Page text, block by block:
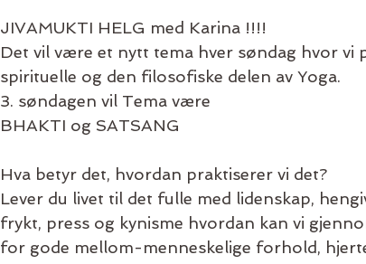
JIVAMUKTI HELG med Karina !!!!
Det vil være et nytt tema hver søndag hvor vi
spirituelle og den filosofiske delen av Yoga.
3. søndagen vil Tema være
BHAKTI og SATSANG
Hva betyr det, hvordan praktiserer vi det?
Lever du livet til det fulle med lidenskap,
frykt, press og kynisme hvordan kan vi
for gode mellom-menneskelige forhold,